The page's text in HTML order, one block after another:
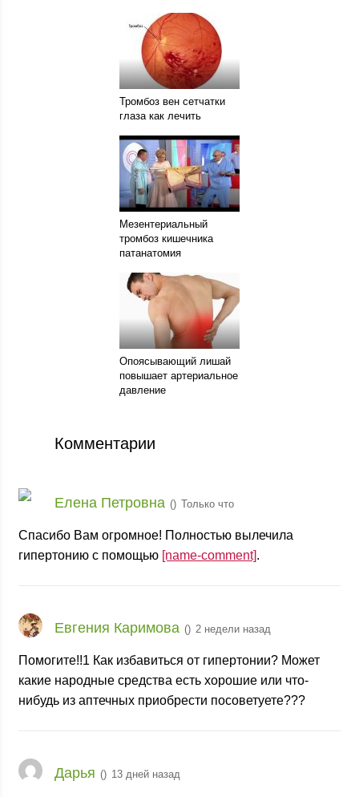
Тромбоз вен сетчатки
глаза как лечить
Мезентериальный
тромбоз кишечника
патанатомия
Опоясывающий лишай
повышает артериальное
давление
Комментарии
Елена Петровна () Только что
Спасибо Вам огромное! Полностью вылечила
гипертонию с помощью [name-comment].
Евгения Каримова () 2 недели назад
Помогите!!1 Как избавиться от гипертонии? Может
какие народные средства есть хорошие или что-
нибудь из аптечных приобрести посоветуете???
Дарья () 13 дней назад